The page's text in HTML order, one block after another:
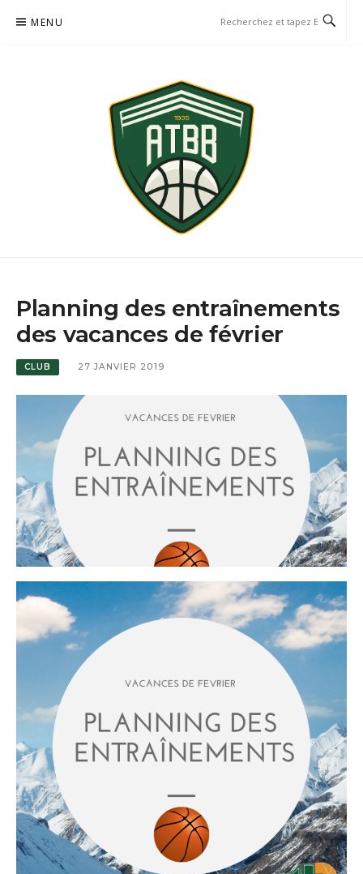
MENU
BASKETBALL
Planning des entraînements
des vacances de février
CLUB 27 JANVIER 2019